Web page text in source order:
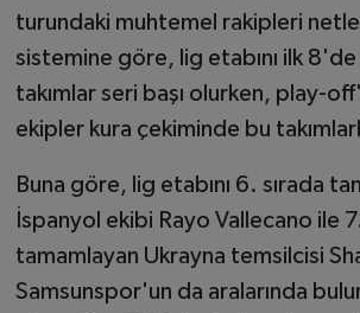
turundaki muhtemel rakipleri
sistemine göre, lig etabını ilk
takımlar seri başı olurken, play-
ekipler kura çekiminde bu
Buna göre, lig etabını 6. sırada
İspanyol ekibi Rayo Vallecano ile
tamamlayan Ukrayna temsilcisi
Samsunspor'un da aralarında